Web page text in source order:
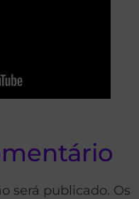
será publicado. Os